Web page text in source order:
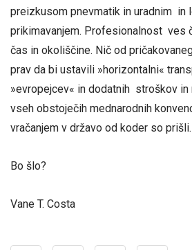
preizkusom pnevmatik in uradnim in
prikimavanjem. Profesionalnost ves
čas in okoliščine. Nič od
prav da bi ustavili »horizontalni«
»evropejcev« in dodatnih stroškov in
vseh obstoječih mednarodnih
vračanjem v državo od koder so prišli.
Bo šlo?
Vane T. Costa